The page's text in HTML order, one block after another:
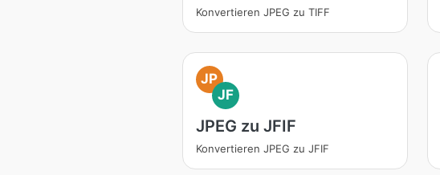
Konvertieren JPEG zu TIFF
JP
JF
JPEG zu JFIF
Konvertieren JPEG zu JFIF